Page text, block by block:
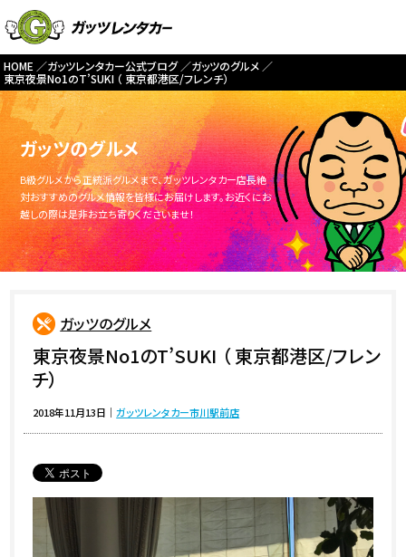
HOME ガッツレンタカー公式ブログ
ガッツのグルメ
東京夜景No1のT’SUKI （ 東京都港区/フレンチ）
ガッツのグルメ
B級グルメから正統派グルメまで、ガッツレンタカー店長絶
対おすすめのグルメ情報を皆様にお届けします。お近くにお
越しの際は是非お立ち寄りくださいませ！
ガッツのグルメ
東京夜景No1のT’SUKI （ 東京都港区/フレン
チ）
2018年11月13日 ｜ガッツレンタカー市川駅前店